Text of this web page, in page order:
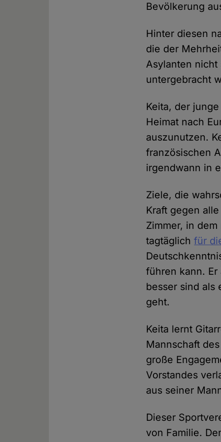
Bevölkerung
Hinter diesen
die der
Asylanten
untergebracht
Keita, der
Heimat nach
auszunutzen.
französischen
irgendwann in
Ziele, die
Kraft gegen
Zimmer, in
tagtäglichfür
führen kann.
besser sind als
geht.
Keita lernt
Mannschaft des
große
Vorstandes
aus seiner
Dieser
von Familie.